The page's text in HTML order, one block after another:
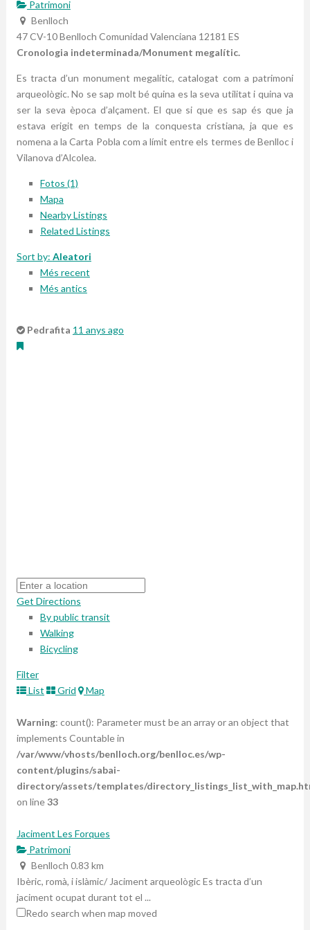
Patrimoni
Benlloch
47 CV-10Benlloch Comunidad Valenciana 12181 ES
Cronologia indeterminada/Monument megalític.
Es tracta d’un monument megalític, catalogat com a patrimoni
arqueològic. No se sap molt bé quina es la seva utilitat i quina va
ser la seva època d’alçament. El que si que es sap és que ja
estava erigit en temps de la conquesta cristiana, ja que es
nomena a la Carta Pobla com a límit entre els termes de Benlloc i
Vilanova d’Alcolea.
Fotos (1)
Mapa
Nearby Listings
Related Listings
Sort by: Aleatori
Més recent
Més antics
Pedrafita 11 anys ago
Get Directions
By public transit
Walking
Bicycling
Filter
List
Grid Map
Warning: count(): Parameter must be an array or an object that
implements Countable in
/var/www/vhosts/benlloch.org/benlloc.es/wp-
content/plugins/sabai-
directory/assets/templates/
on line33
Jaciment Les Forques
Patrimoni
Benlloch 0.83 km
Ibèric, romà, i islàmic/ Jaciment arqueològic Es tracta d’un
jaciment ocupat durant tot el ...
Redo search when map moved